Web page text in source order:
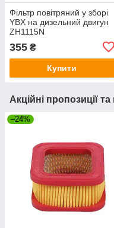
Фільтр повітряний у зборі
YBX на дизельний двигун
ZH1115N
355 ₴
Купити
Акційні пропозиції
–24%